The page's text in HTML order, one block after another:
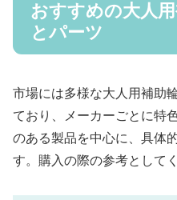
おすすめの大人
とパーツ
市場には多様な大人用補助
ており、メーカーごとに特
のある製品を中心に、具体
す。購入の際の参考として